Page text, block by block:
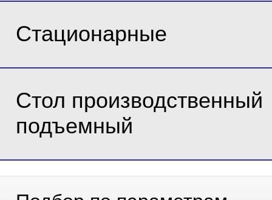
Стационарные
Стол производственный
подъемный